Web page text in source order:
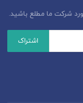
شرکت ما مطلع باشید.